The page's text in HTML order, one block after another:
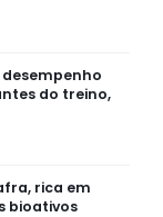
do treino,
rica em
bioativos